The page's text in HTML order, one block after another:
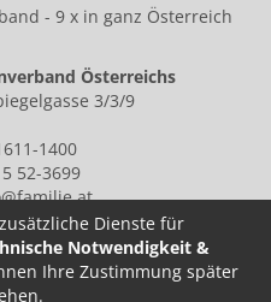
- 9 x in ganz Österreich
Österreichs
3/3/9
1400
52-3699
Dienste für
Notwendigkeit &
Ihre Zustimmung später